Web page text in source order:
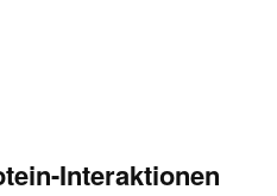
Interaktionen